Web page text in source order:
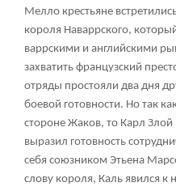
Мелло крестьяне
короля Наваррского,
варрскими и английскими
захватить французский
отряды простояли два дня
боевой готовности. Но так
стороне Жаков, то Карл
выразил готовность
себя союзником Этьена
слову короля, Каль явился к